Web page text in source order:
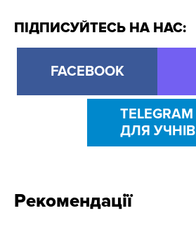
ПІДПИСУЙТЕСЬ НА НАС:
FACEBOOK
TELEGRAM
ДЛЯ УЧНІВ
Рекомендації